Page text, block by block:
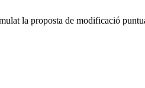
la proposta de modificació